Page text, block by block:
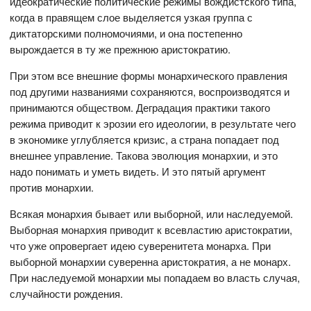
когда в правящем слое выделяется узкая группа с
диктаторскими полномочиями, и она постепенно
вырождается в ту же прежнюю аристократию.
При этом все внешние формы монархического правления
под другими названиями сохраняются, воспроизводятся и
принимаются обществом. Деградация практики такого
режима приводит к эрозии его идеологии, в результате чего
в экономике углубляется кризис, а страна попадает под
внешнее управление. Такова эволюция монархии, и это
надо понимать и уметь видеть. И это пятый аргумент
против монархии.
Всякая монархия бывает или выборной, или наследуемой.
Выборная монархия приводит к всевластию аристократии,
что уже опровергает идею суверенитета монарха. При
выборной монархии суверенна аристократия, а не монарх.
При наследуемой монархии мы попадаем во власть случая,
случайности рождения.